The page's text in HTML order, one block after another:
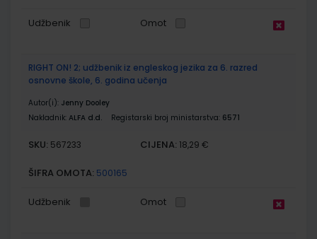
Udžbenik Omot
RIGHT ON! 2; udžbenik iz engleskog jezika za 6. razred
osnovne škole, 6. godina učenja
Autor(i): Jenny Dooley
Nakladnik: ALFA d.d. Registarski broj ministarstva: 6571
SKU: 567233 CIJENA: 18,29 €
ŠIFRA OMOTA: 500165
Udžbenik Omot